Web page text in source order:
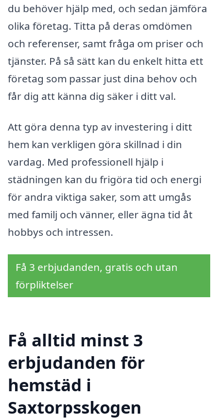
du behöver hjälp med, och sedan jämföra
olika företag. Titta på deras omdömen
och referenser, samt fråga om priser och
tjänster. På så sätt kan du enkelt hitta ett
företag som passar just dina behov och
får dig att känna dig säker i ditt val.
Att göra denna typ av investering i ditt
hem kan verkligen göra skillnad i din
vardag. Med professionell hjälp i
städningen kan du frigöra tid och energi
för andra viktiga saker, som att umgås
med familj och vänner, eller ägna tid åt
hobbys och intressen.
Få 3 erbjudanden, gratis och utan
förpliktelser
Få alltid minst 3
erbjudanden för
hemstäd i
Saxtorpsskogen